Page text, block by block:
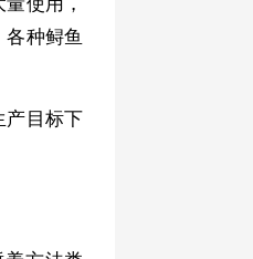
种鲟鱼
产目标下